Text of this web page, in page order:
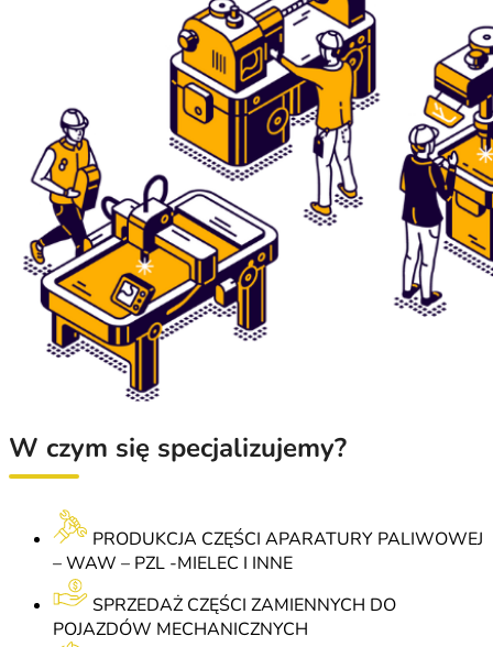
W czym się specjalizujemy?
PRODUKCJA CZĘŚCI APARATURY PALIWOWEJ
– WAW – PZL -MIELEC I INNE
SPRZEDAŻ CZĘŚCI ZAMIENNYCH DO
POJAZDÓW MECHANICZNYCH